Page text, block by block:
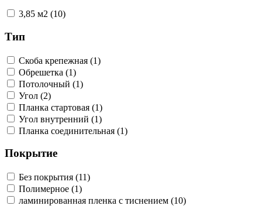
3,85 м2 (10)
Тип
Скоба крепежная (1)
Обрешетка (1)
Потолочный (1)
Угол (2)
Планка стартовая (1)
Угол внутренний (1)
Планка соединительная (1)
Покрытие
Без покрытия (11)
Полимерное (1)
ламинированная пленка с тиснением (10)